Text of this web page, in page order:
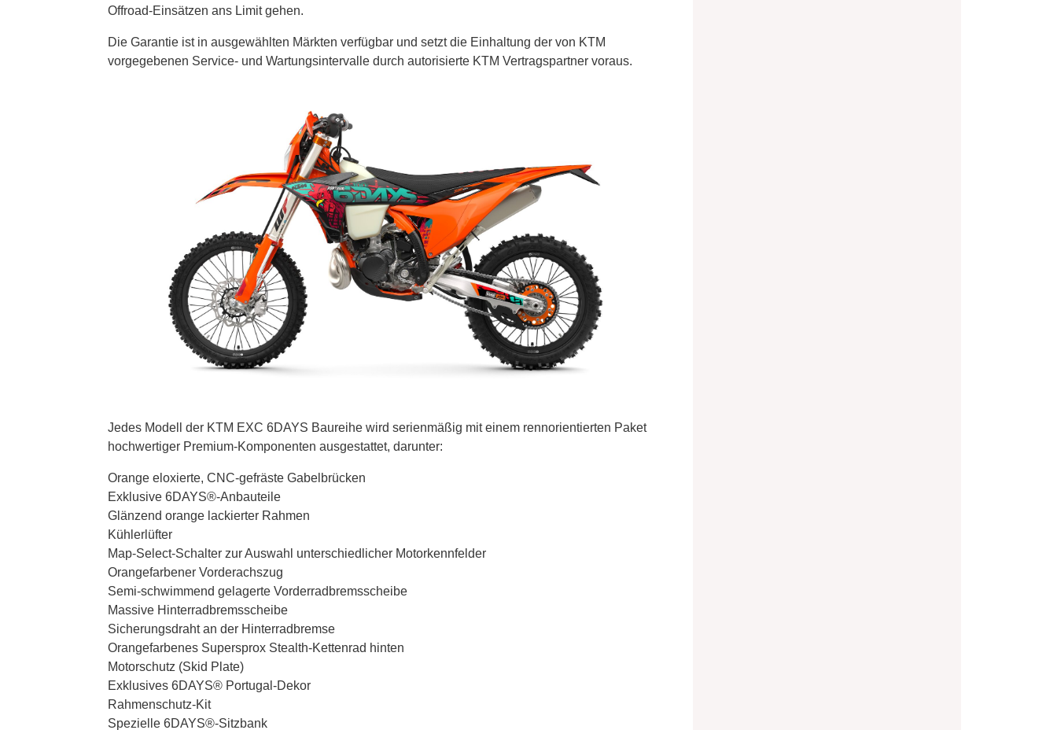
Offroad-Einsätzen ans Limit gehen.
Die Garantie ist in ausgewählten Märkten verfügbar und setzt die Einhaltung der von KTM
vorgegebenen Service- und Wartungsintervalle durch autorisierte KTM Vertragspartner voraus.
Jedes Modell der KTM EXC 6DAYS Baureihe wird serienmäßig mit einem rennorientierten Paket
hochwertiger Premium-Komponenten ausgestattet, darunter:
Orange eloxierte, CNC-gefräste Gabelbrücken
Exklusive 6DAYS®-Anbauteile
Glänzend orange lackierter Rahmen
Kühlerlüfter
Map-Select-Schalter zur Auswahl unterschiedlicher Motorkennfelder
Orangefarbener Vorderachszug
Semi-schwimmend gelagerte Vorderradbremsscheibe
Massive Hinterradbremsscheibe
Sicherungsdraht an der Hinterradbremse
Orangefarbenes Supersprox Stealth-Kettenrad hinten
Motorschutz (Skid Plate)
Exklusives 6DAYS® Portugal-Dekor
Rahmenschutz-Kit
Spezielle 6DAYS®-Sitzbank